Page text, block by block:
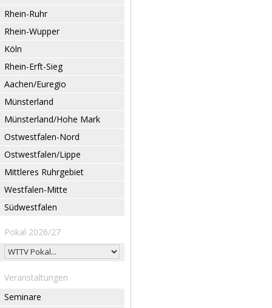
Rhein-Ruhr
Rhein-Wupper
Köln
Rhein-Erft-Sieg
Aachen/Euregio
Münsterland
Münsterland/Hohe Mark
Ostwestfalen-Nord
Ostwestfalen/Lippe
Mittleres Ruhrgebiet
Westfalen-Mitte
Südwestfalen
Pokal 2026/27
Veranstaltungen
Seminare